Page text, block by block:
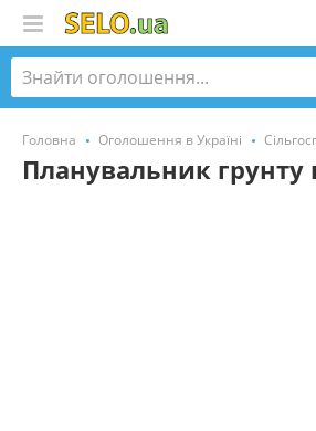
Головна Оголошення в Україні
Планувальник грунту